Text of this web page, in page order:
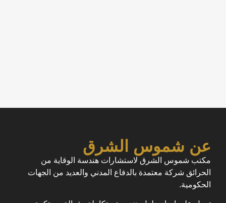
عن شموس الشرق
مكتب شموس الشرق لاستشارات هندسة الوقاية من
الحرائق شركة معتمدة بالدفاع المدني والعديد من الجهات
الحكومية.